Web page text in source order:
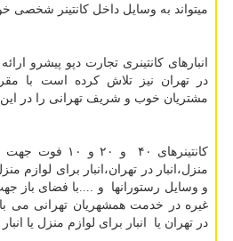
میتواند به وسایل داخل کانتینر شخصی
انبارهای کانتینری تجارت دپو پیشرو
در تهران نیز تلاش كرده است با
مشتریان خوب و شریف تهرانی را در این
کانتینرهای ۴۰ و
منزل،انبار در تهران،انبار برای لوازم
و وسایل رستورانها و ....با فضای باز
غیره در خدمت همشهریان تهرانی می
در تهران یا انبار برای لوازم منزل یا